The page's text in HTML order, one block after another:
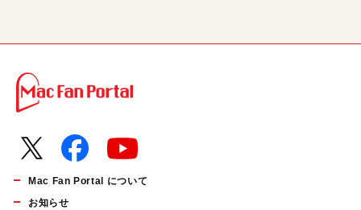
Mac Fan Portal について
お知らせ